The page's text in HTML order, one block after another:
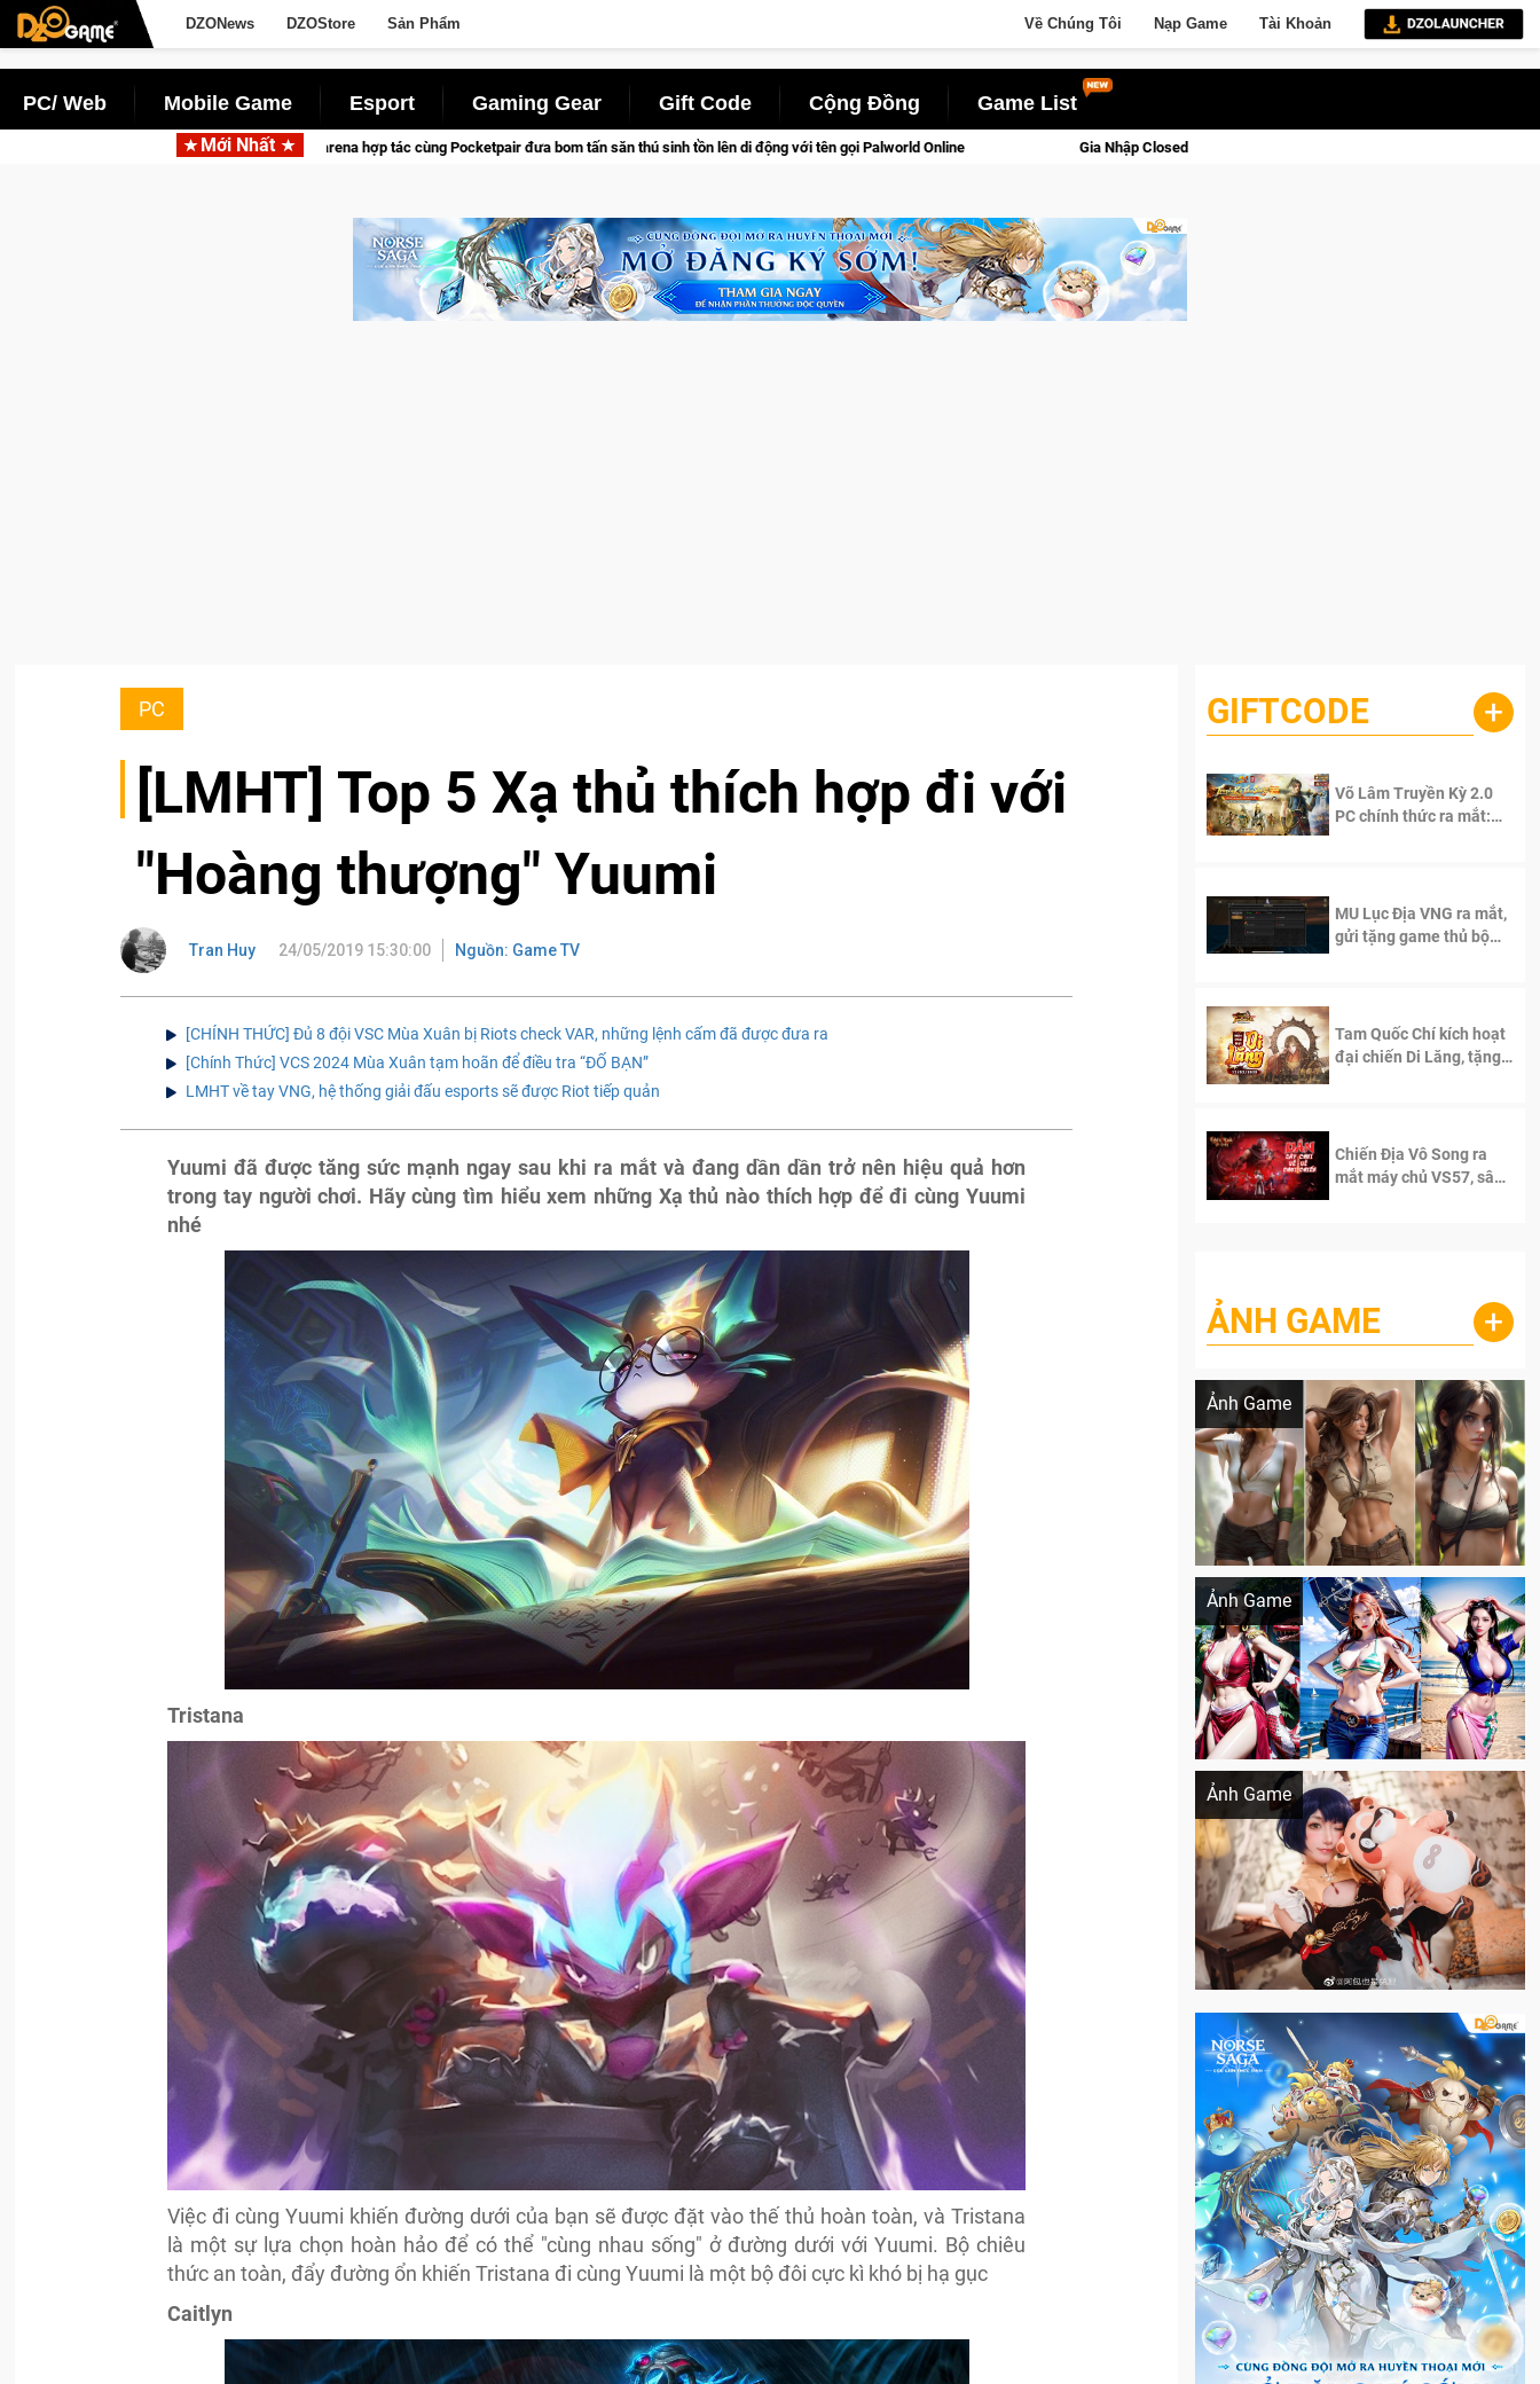
DZONews DZOStore Sản Phẩm Về Chúng Tôi Nạp Game Tài Khoản
PC/ Web Mobile Game Esport Gaming Gear Gift Code Cộng Đồng Game List
Mới Nhất
Garena hợp tác cùng Pocketpair đưa bom tấn săn thú sinh tồn lên di động với tên gọi Palworld Online Gia Nhập Closed Beta Norse Saga: Cửu Giới Thức Tỉnh, Săn DJI Osmo Pocket 3 Ngay Hôm Nay
PC
[LMHT] Top 5 Xạ thủ thích hợp đi với
"Hoàng thượng" Yuumi
Tran Huy 24/05/2019 15:30:00 Nguồn: Game TV
[CHÍNH THỨC] Đủ 8 đội VSC Mùa Xuân bị Riots check VAR, những lệnh cấm đã được đưa ra
[Chính Thức] VCS 2024 Mùa Xuân tạm hoãn để điều tra “ĐỐ BẠN”
LMHT về tay VNG, hệ thống giải đấu esports sẽ được Riot tiếp quản
Yuumi đã được tăng sức mạnh ngay sau khi ra mắt và đang dần dần trở nên hiệu quả hơn
trong tay người chơi. Hãy cùng tìm hiểu xem những Xạ thủ nào thích hợp để đi cùng Yuumi
nhé
Tristana
Việc đi cùng Yuumi khiến đường dưới của bạn sẽ được đặt vào thế thủ hoàn toàn, và Tristana
là một sự lựa chọn hoàn hảo để có thể "cùng nhau sống" ở đường dưới với Yuumi. Bộ chiêu
thức an toàn, đẩy đường ổn khiến Tristana đi cùng Yuumi là một bộ đôi cực kì khó bị hạ gục
Caitlyn
GIFTCODE +
Võ Lâm Truyền Kỳ 2.0
PC chính thức ra mắt:
MU Lục Địa VNG ra mắt,
gửi tặng game thủ bộ
Tam Quốc Chí kích hoạt
đại chiến Di Lăng, tặng
Chiến Địa Vô Song ra
mắt máy chủ VS57, sân
ẢNH GAME +
Ảnh Game
Lala Croft vừa nóng vừa xinh dưới nét vẽ
Ảnh Game
Khi AI Cosplay gái đẹp One Piece
Ảnh Game
Cosplay Xiangling siêu cute